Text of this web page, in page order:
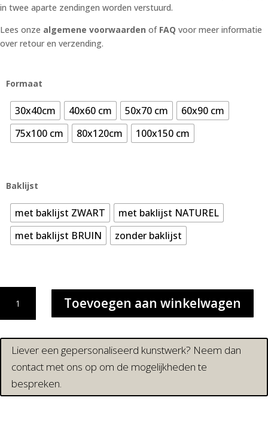
in twee aparte zendingen worden verstuurd.
Lees onze algemene voorwaarden of FAQ voor meer informatie
over retour en verzending.
Formaat
30x40cm 40x60 cm 50x70 cm
60x90 cm
75x100 cm
80x120cm 100x150 cm
Baklijst
met baklijst ZWART
met baklijst NATUREL
met baklijst BRUIN
zonder baklijst
|
DRUK
Toevoegen aan winkelwagen
Liever een gepersonaliseerd kunstwerk? Neem dan
contact met ons op om de mogelijkheden te
bespreken.